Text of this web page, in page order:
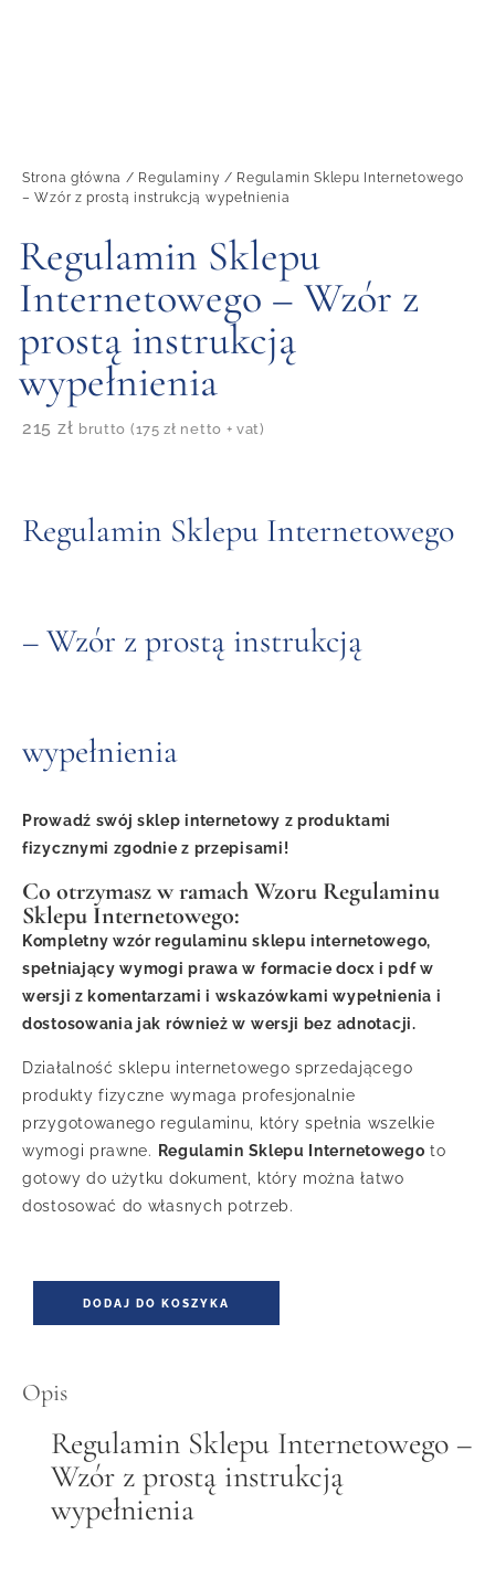
Strona główna / Regulaminy / Regulamin Sklepu Internetowego
– Wzór z prostą instrukcją wypełnienia
Regulamin Sklepu
Internetowego – Wzór z
prostą instrukcją
wypełnienia
215 zł brutto (175zł netto + vat)
Regulamin Sklepu Internetowego
– Wzór z prostą instrukcją
wypełnienia
Prowadź swój sklep internetowy z produktami
fizycznymi zgodnie z przepisami!
Co otrzymasz w ramach Wzoru Regulaminu
Sklepu Internetowego:
Kompletny wzór regulaminu sklepu internetowego,
spełniający wymogi prawa w formacie docx i pdf w
wersji z komentarzami i wskazówkami wypełnienia i
dostosowania jak również w wersji bez adnotacji.
Działalność sklepu internetowego sprzedającego
produkty fizyczne wymaga profesjonalnie
przygotowanego regulaminu, który spełnia wszelkie
wymogi prawne.
Regulamin Sklepu Internetowego to
gotowy do użytku dokument, który można łatwo
dostosować do własnych potrzeb.
DODAJ DO KOSZYKA
Opis
Regulamin Sklepu Internetowego –
Wzór z prostą instrukcją
wypełnienia